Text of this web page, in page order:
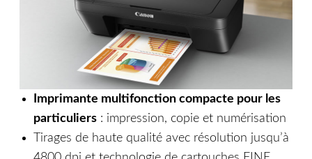
Imprimante multifonction compacte pour les
particuliers: impression, copie et numérisation
Tirages de haute qualité avec résolution jusqu’à